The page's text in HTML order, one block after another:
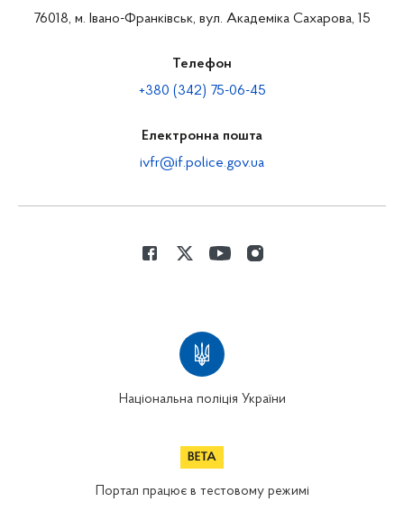
76018, м. Івано-Франківськ, вул. Академіка Сахарова, 15
Телефон
+380 (342) 75-06-45
Електронна пошта
ivfr@if.police.gov.ua
Національна поліція України
Портал працює в тестовому режимі